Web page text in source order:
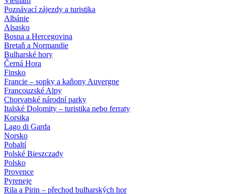
Poznávací zájezdy a turistika
Albánie
Alsasko
Bosna a Hercegovina
Bretaň a Normandie
Bulharské hory
Černá Hora
Finsko
Francie – sopky a kaňony Auvergne
Francouzské Alpy
Chorvatské národní parky
Italské Dolomity – turistika nebo ferraty
Korsika
Lago di Garda
Norsko
Pobaltí
Polské Bieszczady
Polsko
Provence
Pyreneje
Rila a Pirin – přechod bulharských hor